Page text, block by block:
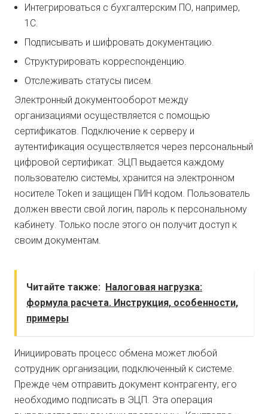
Интегрироваться с бухгалтерским ПО, например,
1С.
Подписывать и шифровать документацию.
Структурировать корреспонденцию.
Отслеживать статусы писем.
Электронный документооборот между
организациями осуществляется с помощью
сертификатов. Подключение к серверу и
аутентификация осуществляется через персональный
цифровой сертификат. ЭЦП выдается каждому
пользователю системы, хранится на электронном
носителе Token и защищен ПИН кодом. Пользователь
должен ввести свой логин, пароль к персональному
кабинету. Только после этого он получит доступ к
своим документам.
Читайте также: Налоговая нагрузка:
формула расчета. Инструкция, особенности,
примеры
Инициировать процесс обмена может любой
сотрудник организации, подключенный к системе.
Прежде чем отправить документ контрагенту, его
необходимо подписать в ЭЦП. Эта операция